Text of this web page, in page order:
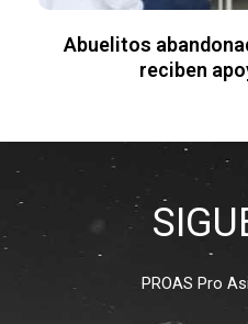
Abuelitos
reciben
PROAS Pro